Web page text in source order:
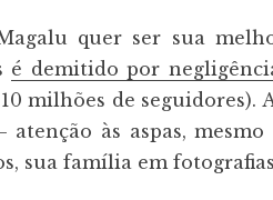
quer ser sua
é demitido por
milhões de
atenção às aspas,
sua família em